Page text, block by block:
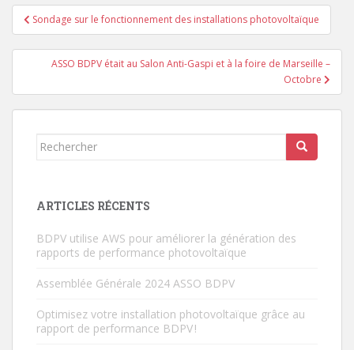
Navigation
de
l’article
Sondage sur le fonctionnement des installations photovoltaïque
ASSO BDPV était au Salon Anti-Gaspi et à la foire de Marseille –
Octobre
Rechercher...
ARTICLES RÉCENTS
BDPV utilise AWS pour améliorer la génération des
rapports de performance photovoltaïque
Assemblée Générale 2024 ASSO BDPV
Optimisez votre installation photovoltaïque grâce au
rapport de performance BDPV !